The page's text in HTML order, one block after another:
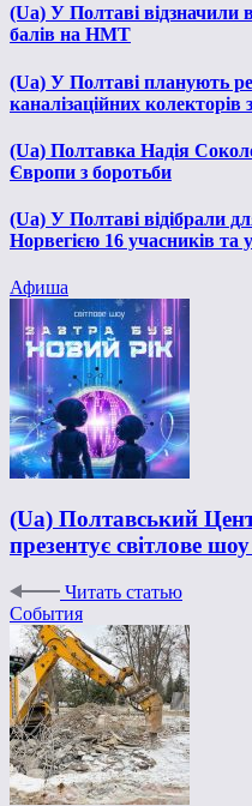
(Ua) У Полтаві відзначили
балів на НМТ
(Ua) У Полтаві планують
каналізаційних колекторів
(Ua) Полтавка Надія
Європи з боротьби
(Ua) У Полтаві відібрали
Норвегією 16 учасників та
Афиша
(Ua) Полтавський
презентує світлове
Читать статью
События